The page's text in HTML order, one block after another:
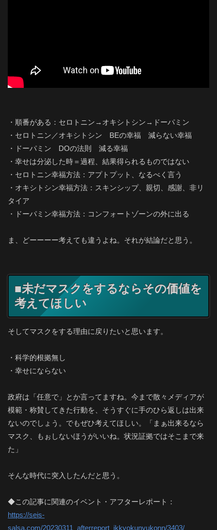
・順番がある：セロトニン→オキシトシン→ドーパミン
・セロトニン／オキシトシン BEの幸福 減らない幸福
・ドーパミン DOの法則 減る幸福
・幸せは分泌した時＝過程、結果得られるものではない
・セロトニン幸福方法：アプトプット、なるべく言う
・オキシトシン幸福方法：スキンシップ、親切、感謝、非リ
タイア
・ドーパミン幸福方法：コンフォートゾーンの外に出る
ま、どーーーー考えても違うよね。それが結論だと思う。
■未だマスクをするならその価値を
考えてほしい
そしてマスクをする理由に戻りたいと思います。
・科学的根拠無し
・幸せにならない
政府は「任意で」とか言ってますね。今まで散々メディアが
模範・称賛してきた行動を、そうすぐに手のひら返しは出来
ないのでしょう。でもぜひ考えてほしい。「まぁ出来るなら
マスク、もぉしないほうがいいね。状況証拠ではそこまで来
た」
そんな時代に突入したんだと思う。
◆この記事に関連のイベント・アフターレポート：
https://seis-
salsa.com/20230311_afterreport_ikkyokunyukonn/3403/